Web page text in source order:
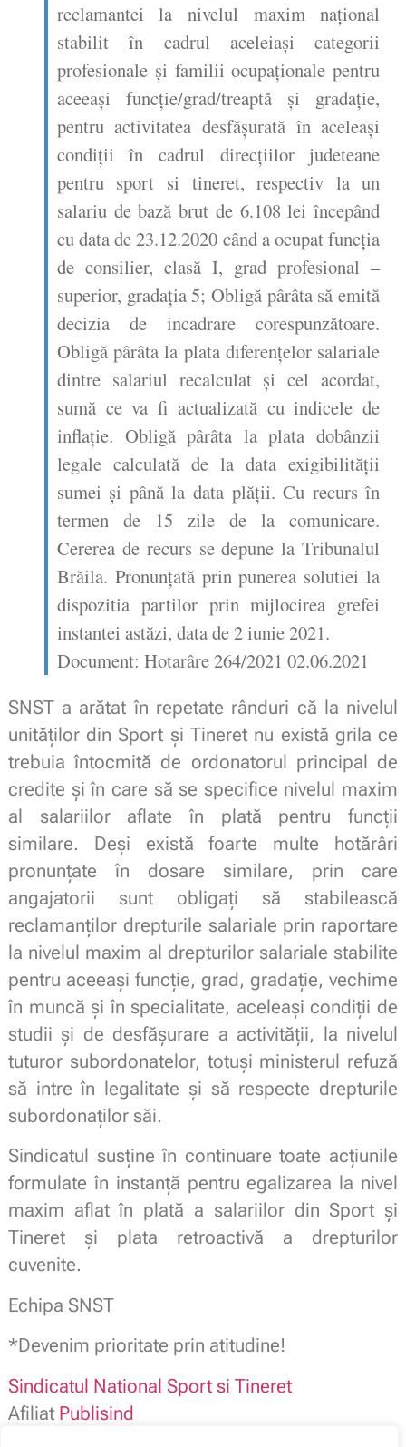
reclamantei la nivelul maxim naţional
stabilit în cadrul aceleiaşi categorii
profesionale şi familii ocupaţionale pentru
aceeaşi funcţie/grad/treaptă şi gradaţie,
pentru activitatea desfăşurată în aceleaşi
condiţii în cadrul direcţiilor judeteane
pentru sport si tineret, respectiv la un
salariu de bază brut de 6.108 lei începând
cu data de 23.12.2020 când a ocupat funcţia
de consilier, clasă I, grad profesional –
superior, gradaţia 5; Obligă pârâta să emită
decizia de incadrare corespunzătoare.
Obligă pârâta la plata diferenţelor salariale
dintre salariul recalculat şi cel acordat,
sumă ce va fi actualizată cu indicele de
inflaţie. Obligă pârâta la plata dobânzii
legale calculată de la data exigibilităţii
sumei şi până la data plăţii. Cu recurs în
termen de 15 zile de la comunicare.
Cererea de recurs se depune la Tribunalul
Brăila. Pronunţată prin punerea solutiei la
dispozitia partilor prin mijlocirea grefei
instantei astăzi, data de 2 iunie 2021.
Document: Hotarâre 264/2021 02.06.2021
SNST a arătat în repetate rânduri că la nivelul
unităților din Sport și Tineret nu există grila ce
trebuia întocmită de ordonatorul principal de
credite și în care să se specifice nivelul maxim
al salariilor aflate în plată pentru funcții
similare. Deși există foarte multe hotărâri
pronunțate în dosare similare, prin care
angajatorii sunt obligați să stabilească
reclamanților drepturile salariale prin raportare
la nivelul maxim al drepturilor salariale stabilite
pentru aceeaşi funcţie, grad, gradaţie, vechime
în muncă şi în specialitate, aceleaşi condiţii de
studii şi de desfăşurare a activităţii, la nivelul
tuturor subordonatelor, totuși ministerul refuză
să intre în legalitate și să respecte drepturile
subordonaților săi.
Sindicatul susține în continuare toate acțiunile
formulate în instanță pentru egalizarea la nivel
maxim aflat în plată a salariilor din Sport și
Tineret și plata retroactivă a drepturilor
cuvenite.
Echipa SNST
*Devenim prioritate prin atitudine!
Sindicatul National Sport si Tineret
Afiliat Publisind